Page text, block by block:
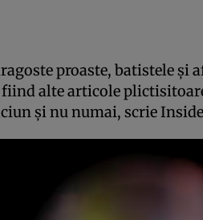
proaste, batistele și
alte articole
și nu numai, scrie